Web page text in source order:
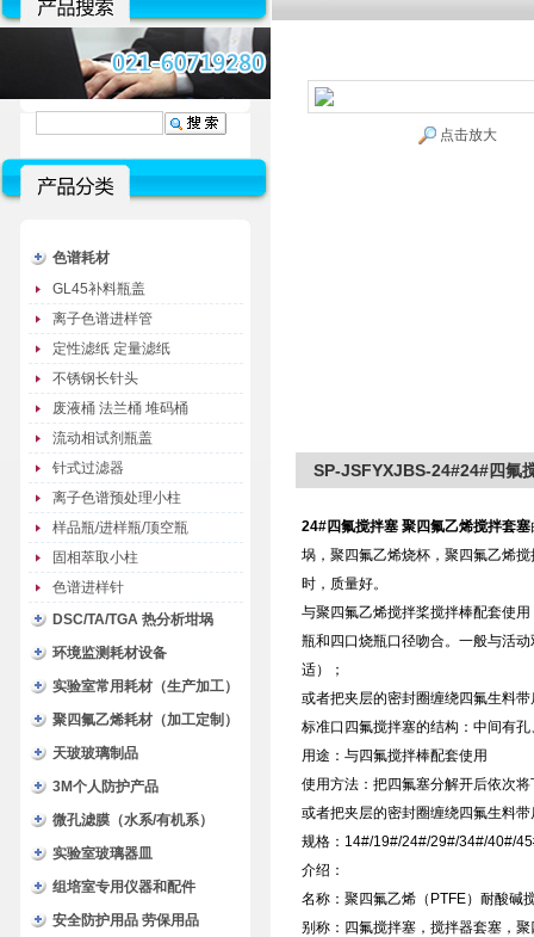
色谱耗材
GL45补料瓶盖
离子色谱进样管
定性滤纸 定量滤纸
不锈钢长针头
废液桶 法兰桶 堆码桶
流动相试剂瓶盖
针式过滤器
离子色谱预处理小柱
样品瓶/进样瓶/顶空瓶
固相萃取小柱
色谱进样针
DSC/TA/TGA 热分析坩埚
环境监测耗材设备
实验室常用耗材（生产加工）
聚四氟乙烯耗材（加工定制）
天玻玻璃制品
3M个人防护产品
微孔滤膜（水系/有机系）
实验室玻璃器皿
组培室专用仪器和配件
安全防护用品 劳保用品
点击放大
SP-JSFYXJBS-24#24#四氟
24#四氟搅拌塞 聚四氟乙烯搅拌套塞
埚，聚四氟乙烯烧杯，聚四氟乙烯
时，质量好。
与聚四氟乙烯搅拌桨搅拌棒配套使
瓶和四口烧瓶口径吻合。一般与活
适）；
或者把夹层的密封圈缠绕四氟生料
标准口四氟搅拌塞的结构：中间有
用途：与四氟搅拌棒配套使用
使用方法：把四氟塞分解开后依次
或者把夹层的密封圈缠绕四氟生料
规格：14#/19#/24#/29#/34#/40#/
介绍：
名称：聚四氟乙烯（PTFE）耐酸碱
别称：四氟搅拌塞，搅拌器套塞，